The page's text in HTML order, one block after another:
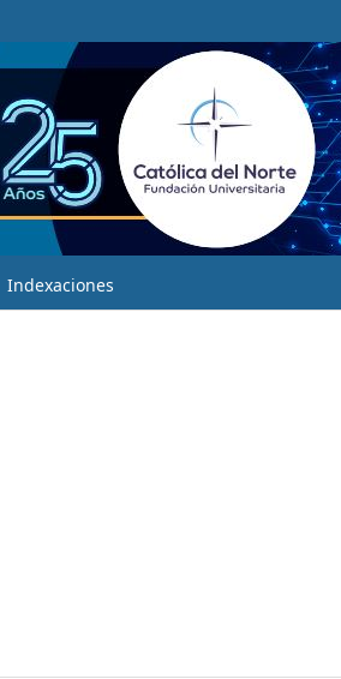
Indexaciones